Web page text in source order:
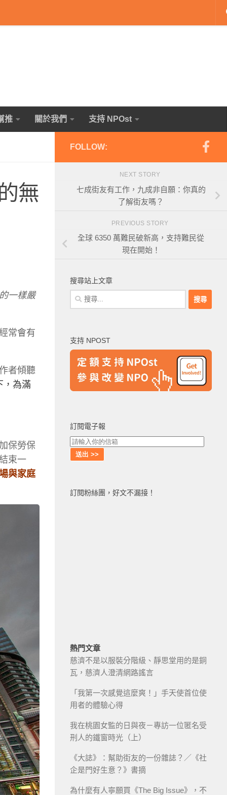
推 關於我們 支持 NPOst
無
一樣嚴
常會有
者傾聽
，為滿
保勞保
束一
與家庭
FOLLOW:
NEXT STORY
七成街友有工作，九成非自願：你真的
了解街友嗎？
PREVIOUS STORY
全球 6350 萬難民破新高，支持難民從
現在開始！
搜尋站上文章
搜
尋
字:
支持 NPOST
訂閱電子報
訂閱粉絲團，好文不漏接！
熱門文章
慈濟不是以服裝分階級、靜思堂用的是銅
瓦，慈濟人澄清網路謠言
「我第一次感覺這麼爽！」手天使首位使
用者的體驗心得
我在桃園女監的日與夜－專訪一位匿名受
刑人的鐵窗時光（上）
《大誌》：幫助街友的一份雜誌？／《社
企是門好生意？》書摘
為什麼有人寧願買《The Big Issue》，不